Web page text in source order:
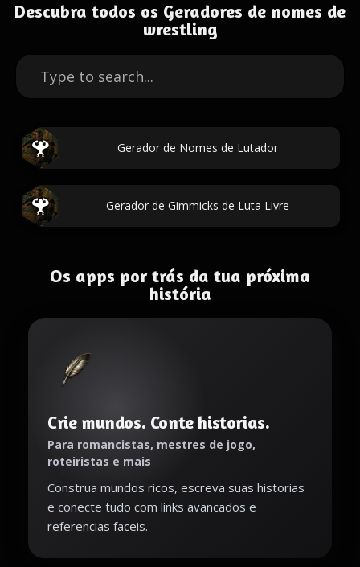
Descubra todos os Geradores de nomes de
wrestling
Gerador de Nomes de Lutador
Gerador de Gimmicks de Luta Livre
Os apps por trás da tua próxima
história
Crie mundos. Conte historias.
Para romancistas, mestres de jogo,
roteiristas e mais
Construa mundos ricos, escreva suas historias
e conecte tudo com links avancados e
referencias faceis.